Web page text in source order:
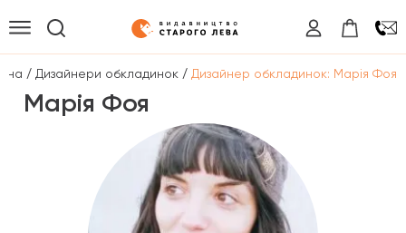
/ Дизайнери обкладинок / Дизайнер обкладинок: Марія Фоя
Марія Фоя